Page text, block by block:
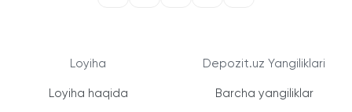
Loyiha
Loyiha haqida
Depozit.uz Yangiliklari
Barcha yangiliklar